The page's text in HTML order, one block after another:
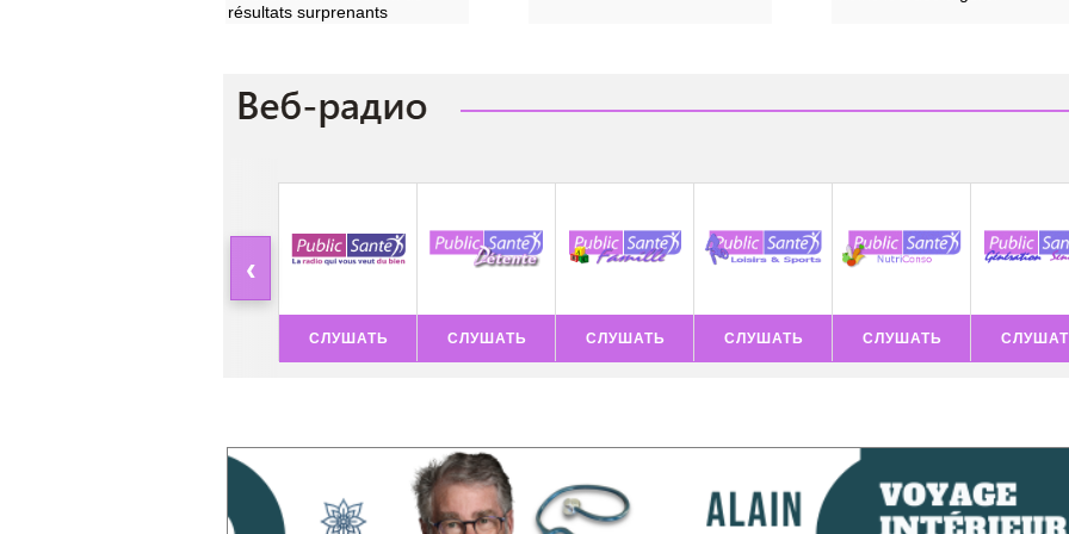
résultats surprenants
‹
СЛУШАТЬ СЛУШАТЬ СЛУШАТЬ СЛУШАТЬ СЛУШАТЬ